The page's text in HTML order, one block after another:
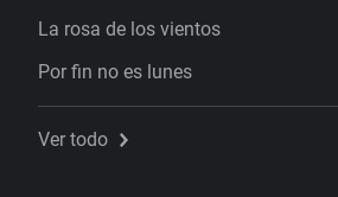
La rosa de los vientos
Por fin no es lunes
Ver todo